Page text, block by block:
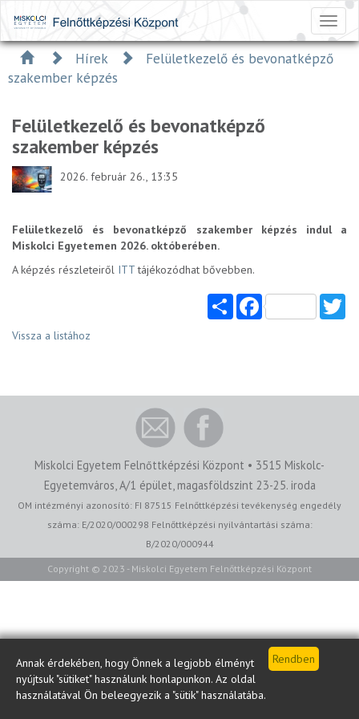
Annak érdekében, hogy Önnek a legjobb élményt
nyújtsuk "sütiket" használunk honlapunkon. Az oldal
használatával Ön beleegyezik a "sütik" használatába.
Hírek
Felületkezelő és bevonatképző
szakember képzés
Felületkezelő és bevonatképző
szakember képzés
2026. február 26., 13:35
Felületkezelő és bevonatképző szakember képzés indul a
Miskolci Egyetemen 2026. októberében.
A képzés részleteiről ITTtájékozódhat bővebben.
Share Facebook
Vissza a listához
Miskolci Egyetem Felnőttképzési Központ • 3515 Miskolc-
Egyetemváros, A/1 épület, magasföldszint 23-25. iroda
OM intézményi azonosító: FI 87515 Felnőttképzési tevékenység engedély
száma: E/2020/000298 Felnőttképzési nyilvántartási száma:
B/2020/000944
Copyright © 2023 - Miskolci Egyetem Felnőttképzési Központ